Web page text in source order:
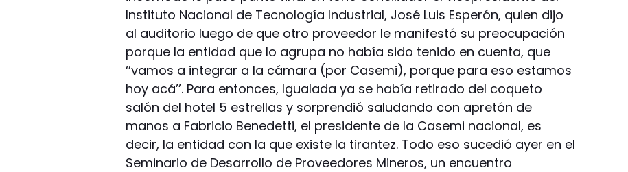
Instituto Nacional de Tecnología Industrial, José Luis Esperón, quien dijo
al auditorio luego de que otro proveedor le manifestó su preocupación
porque la entidad que lo agrupa no había sido tenido en cuenta, que
‘’vamos a integrar a la cámara (por Casemi), porque para eso estamos
hoy acá’’. Para entonces, Igualada ya se había retirado del coqueto
salón del hotel 5 estrellas y sorprendió saludando con apretón de
manos a Fabricio Benedetti, el presidente de la Casemi nacional, es
decir, la entidad con la que existe la tirantez. Todo eso sucedió ayer en el
Seminario de Desarrollo de Proveedores Mineros, un encuentro